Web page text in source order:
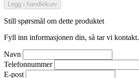
Legg i handlekurv
Still spørsmål om dette produktet
Fyll inn informasjonen din, så tar vi kontakt.
Navn
Telefonnummer
E-post